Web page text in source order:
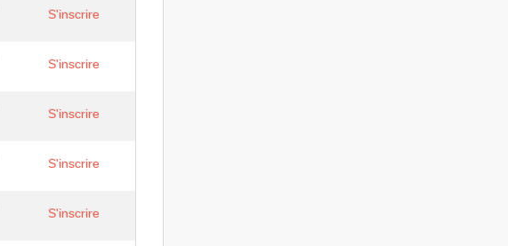
S'inscrire
S'inscrire
S'inscrire
S'inscrire
S'inscrire